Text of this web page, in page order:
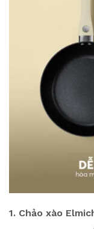
1. Chảo xào